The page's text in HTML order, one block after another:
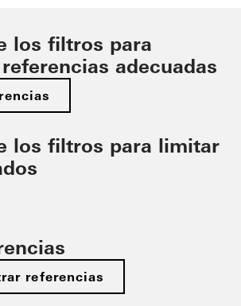
los filtros para
adecuadas
los filtros para limitar
referencias